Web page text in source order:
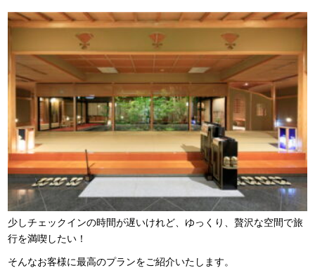
少しチェックインの時間が遅いけれど、ゆっくり、贅沢な空間で旅
行を満喫したい！
そんなお客様に最高のプランをご紹介いたします。